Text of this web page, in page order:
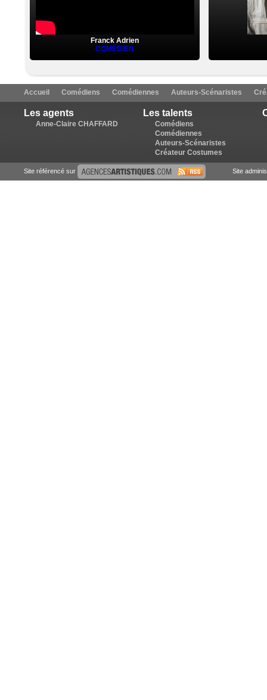
Franck Adrien
COMÉDIEN
Accueil Comédiens Comédiennes Auteurs-Scénaristes
Les agents
Anne-Claire CHAFFARD
Les talents
Comédiens
Comédiennes
Auteurs-Scénaristes
Créateur Costumes
Site référencé sur Site